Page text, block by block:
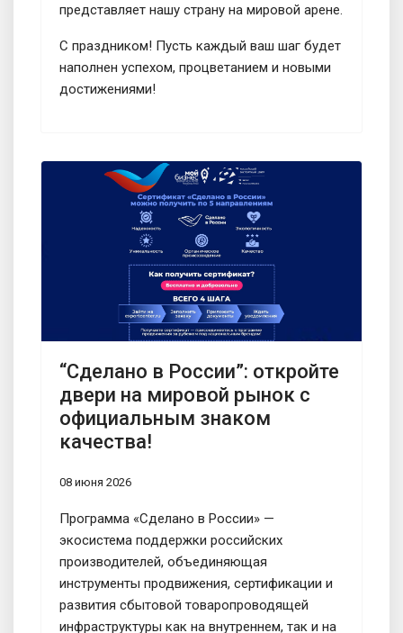
представляет нашу страну на мировой арене.
С праздником! Пусть каждый ваш шаг будет
наполнен успехом, процветанием и новыми
достижениями!
“Сделано в России”: откройте
двери на мировой рынок с
официальным знаком
качества!
08 июня 2026
Программа «Сделано в России» —
экосистема поддержки российских
производителей, объединяющая
инструменты продвижения, сертификации и
развития сбытовой товаропроводящей
инфраструктуры как на внутреннем, так и на